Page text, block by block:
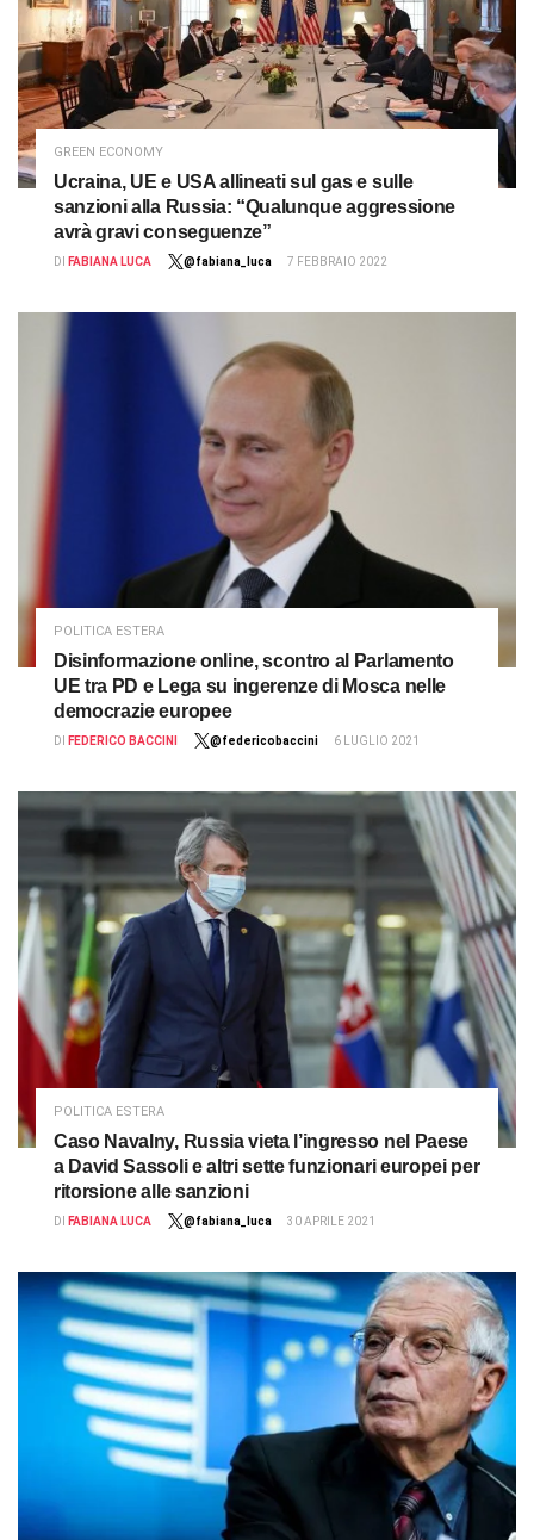
GREEN ECONOMY
Ucraina, UE e USA allineati sul gas e sulle
sanzioni alla Russia: “Qualunque aggressione
avrà gravi conseguenze”
DI FABIANA LUCA @fabiana_luca 7 FEBBRAIO 2022
POLITICA ESTERA
Disinformazione online, scontro al Parlamento
UE tra PD e Lega su ingerenze di Mosca nelle
democrazie europee
DI FEDERICO BACCINI @federicobaccini 6 LUGLIO 2021
POLITICA ESTERA
Caso Navalny, Russia vieta l’ingresso nel Paese
a David Sassoli e altri sette funzionari europei per
ritorsione alle sanzioni
DI FABIANA LUCA @fabiana_luca 30 APRILE 2021